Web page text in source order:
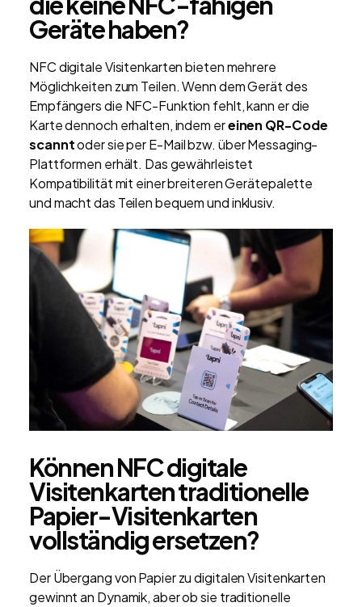
Geräte haben?
NFC digitale Visitenkarten bieten mehrere
Möglichkeiten zum Teilen. Wenn dem Gerät des
Empfängers die NFC-Funktion fehlt, kann er die
Karte dennoch erhalten, indem ereinen QR-Code
scanntoder sie per E-Mail bzw. über Messaging-
Plattformen erhält. Das gewährleistet
Kompatibilität mit einer breiteren Gerätepalette
und macht das Teilen bequem und inklusiv.
Können NFC digitale
Visitenkarten traditionelle
Papier-Visitenkarten
vollständig ersetzen?
Der Übergang von Papier zu digitalen Visitenkarten
gewinnt an Dynamik, aber ob sie traditionelle